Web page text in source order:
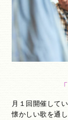
月１回開催してい
懐かしい歌を通